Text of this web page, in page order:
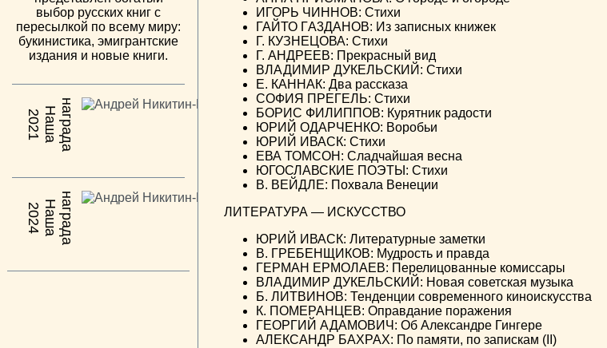
выбор русских книг с
пересылкой по всему миру:
букинистика, эмигрантские
издания и новые книги.
2021 Н
а
ш
ан
а
г
р
а
да
2024 Н
а
ш
ан
а
г
р
а
да
ИГОРЬ ЧИННОВ: Стихи
ГАЙТО ГA3ДАНОВ: Из записных книжек
Г. КУЗНЕЦОВА: Стихи
Г. АНДРЕЕВ: Прекрасный вид
ВЛАДИМИР ДУКЕЛЬСКИЙ: Стихи
Е. КАННАК: Два рассказа
СОФИЯ ПРЕГЕЛЬ: Стихи
БОРИС ФИЛИППОВ: Курятник радости
ЮРИЙ ОДАРЧЕНКО: Воробьи
ЮРИЙ ИВАСК: Стихи
ЕВА ТОМСОН: Сладчайшая весна
ЮГОСЛАВСКИЕ ПОЭТЫ: Стихи
В. ВЕЙДЛЕ: Похвала Венеции
ЛИТЕРАТУРА — ИСКУССТВО
ЮРИЙ ИВАСК: Литературные заметки
В. ГРЕБЕНЩИКОВ: Мудрость и правда
ГЕРМАН ЕРМОЛАЕВ: Перелицованные комиссары
ВЛАДИМИР ДУКЕЛЬСКИЙ: Новая советская музыка
Б. ЛИТВИНОВ: Тенденции современного киноискусства
К. ПОМЕРАНЦЕВ: Оправдание поражения
ГЕОРГИЙ АДАМОВИЧ: Об Александре Гингере
АЛЕКСАНДР БАХРАХ: По памяти, по запискам (II)